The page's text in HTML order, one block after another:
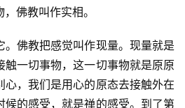
佛教叫作实相。
。佛教把感觉叫作现量。现量就是
触一切事物，这一切事物就是原原
心，我们是用心的原态去接触外在
候的感受，就是禅的感受。到了第